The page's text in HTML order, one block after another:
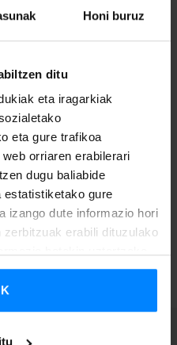
Honi buruz
ditu
eta iragarkiak
eta gure trafikoa
orriaren erabilerari
dugu baliabide
gure
izango dute informazio hori
erabili dituzulako
Eusko
nikoan